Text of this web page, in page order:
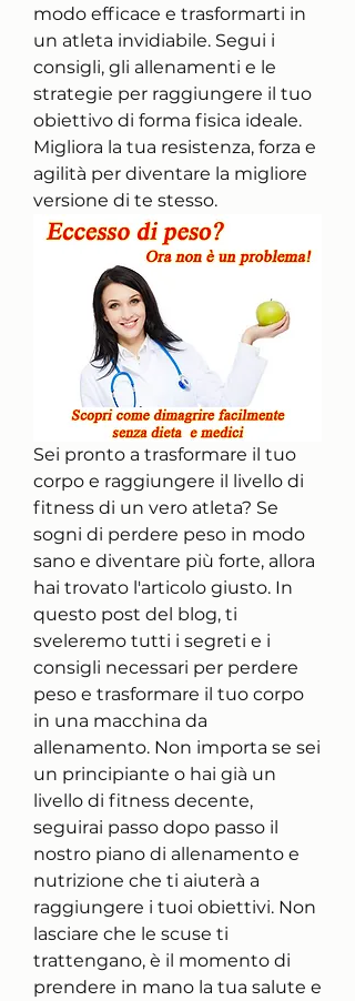
modo efficace e trasformarti in
un atleta invidiabile. Segui i
consigli, gli allenamenti e le
strategie per raggiungere il tuo
obiettivo di forma fisica ideale.
Migliora la tua resistenza, forza e
agilità per diventare la migliore
versione di te stesso.
Sei pronto a trasformare il tuo
corpo e raggiungere il livello di
fitness di un vero atleta? Se
sogni di perdere peso in modo
sano e diventare più forte, allora
hai trovato l'articolo giusto. In
questo post del blog, ti
sveleremo tutti i segreti e i
consigli necessari per perdere
peso e trasformare il tuo corpo
in una macchina da
allenamento. Non importa se sei
un principiante o hai già un
livello di fitness decente,
seguirai passo dopo passo il
nostro piano di allenamento e
nutrizione che ti aiuterà a
raggiungere i tuoi obiettivi. Non
lasciare che le scuse ti
trattengano, è il momento di
prendere in mano la tua salute e